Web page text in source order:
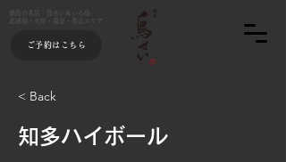
焼鳥の名店 鳥せい＆いろ鳥
北浦和・大宮・東京・青山エリア
ご予約はこちら
< Back
知多ハイボール